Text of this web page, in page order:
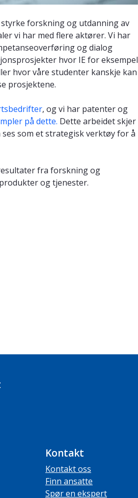
forskning og utdanning av
vi har med flere aktører. Vi har
og dialog
hvor IE for eksempel
hvor våre studenter kanskje kan
prosjektene.
, og vi har patenter og
på dette. Dette arbeidet skjer
ses som et strategisk verktøy for å
fra forskning og
og tjenester.
Kontakt
Kontakt oss
Finn ansatte
Spør en ekspert